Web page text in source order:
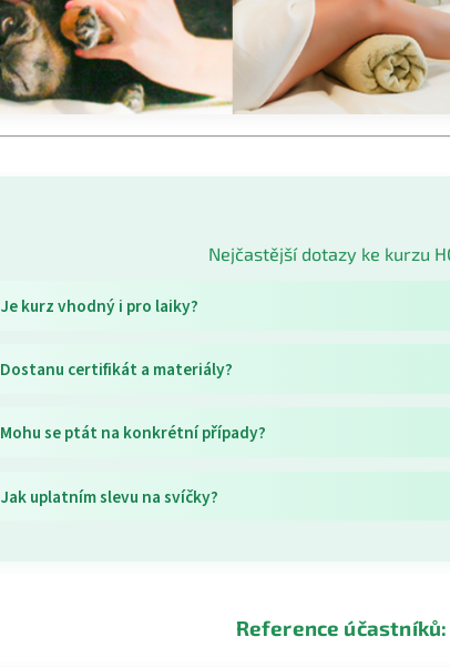
Nejčastější dotazy ke kurzu
Je kurz vhodný i pro laiky?
Dostanu certifikát a materiály?
Mohu se ptát na konkrétní případy?
Jak uplatním slevu na svíčky?
Reference účastníků: